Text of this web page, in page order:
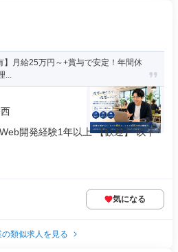
】月給25万円～+賞与で安定！年間休
...
開発経験1年以上 【歓迎】 以下
気になる
の類似求人を見る